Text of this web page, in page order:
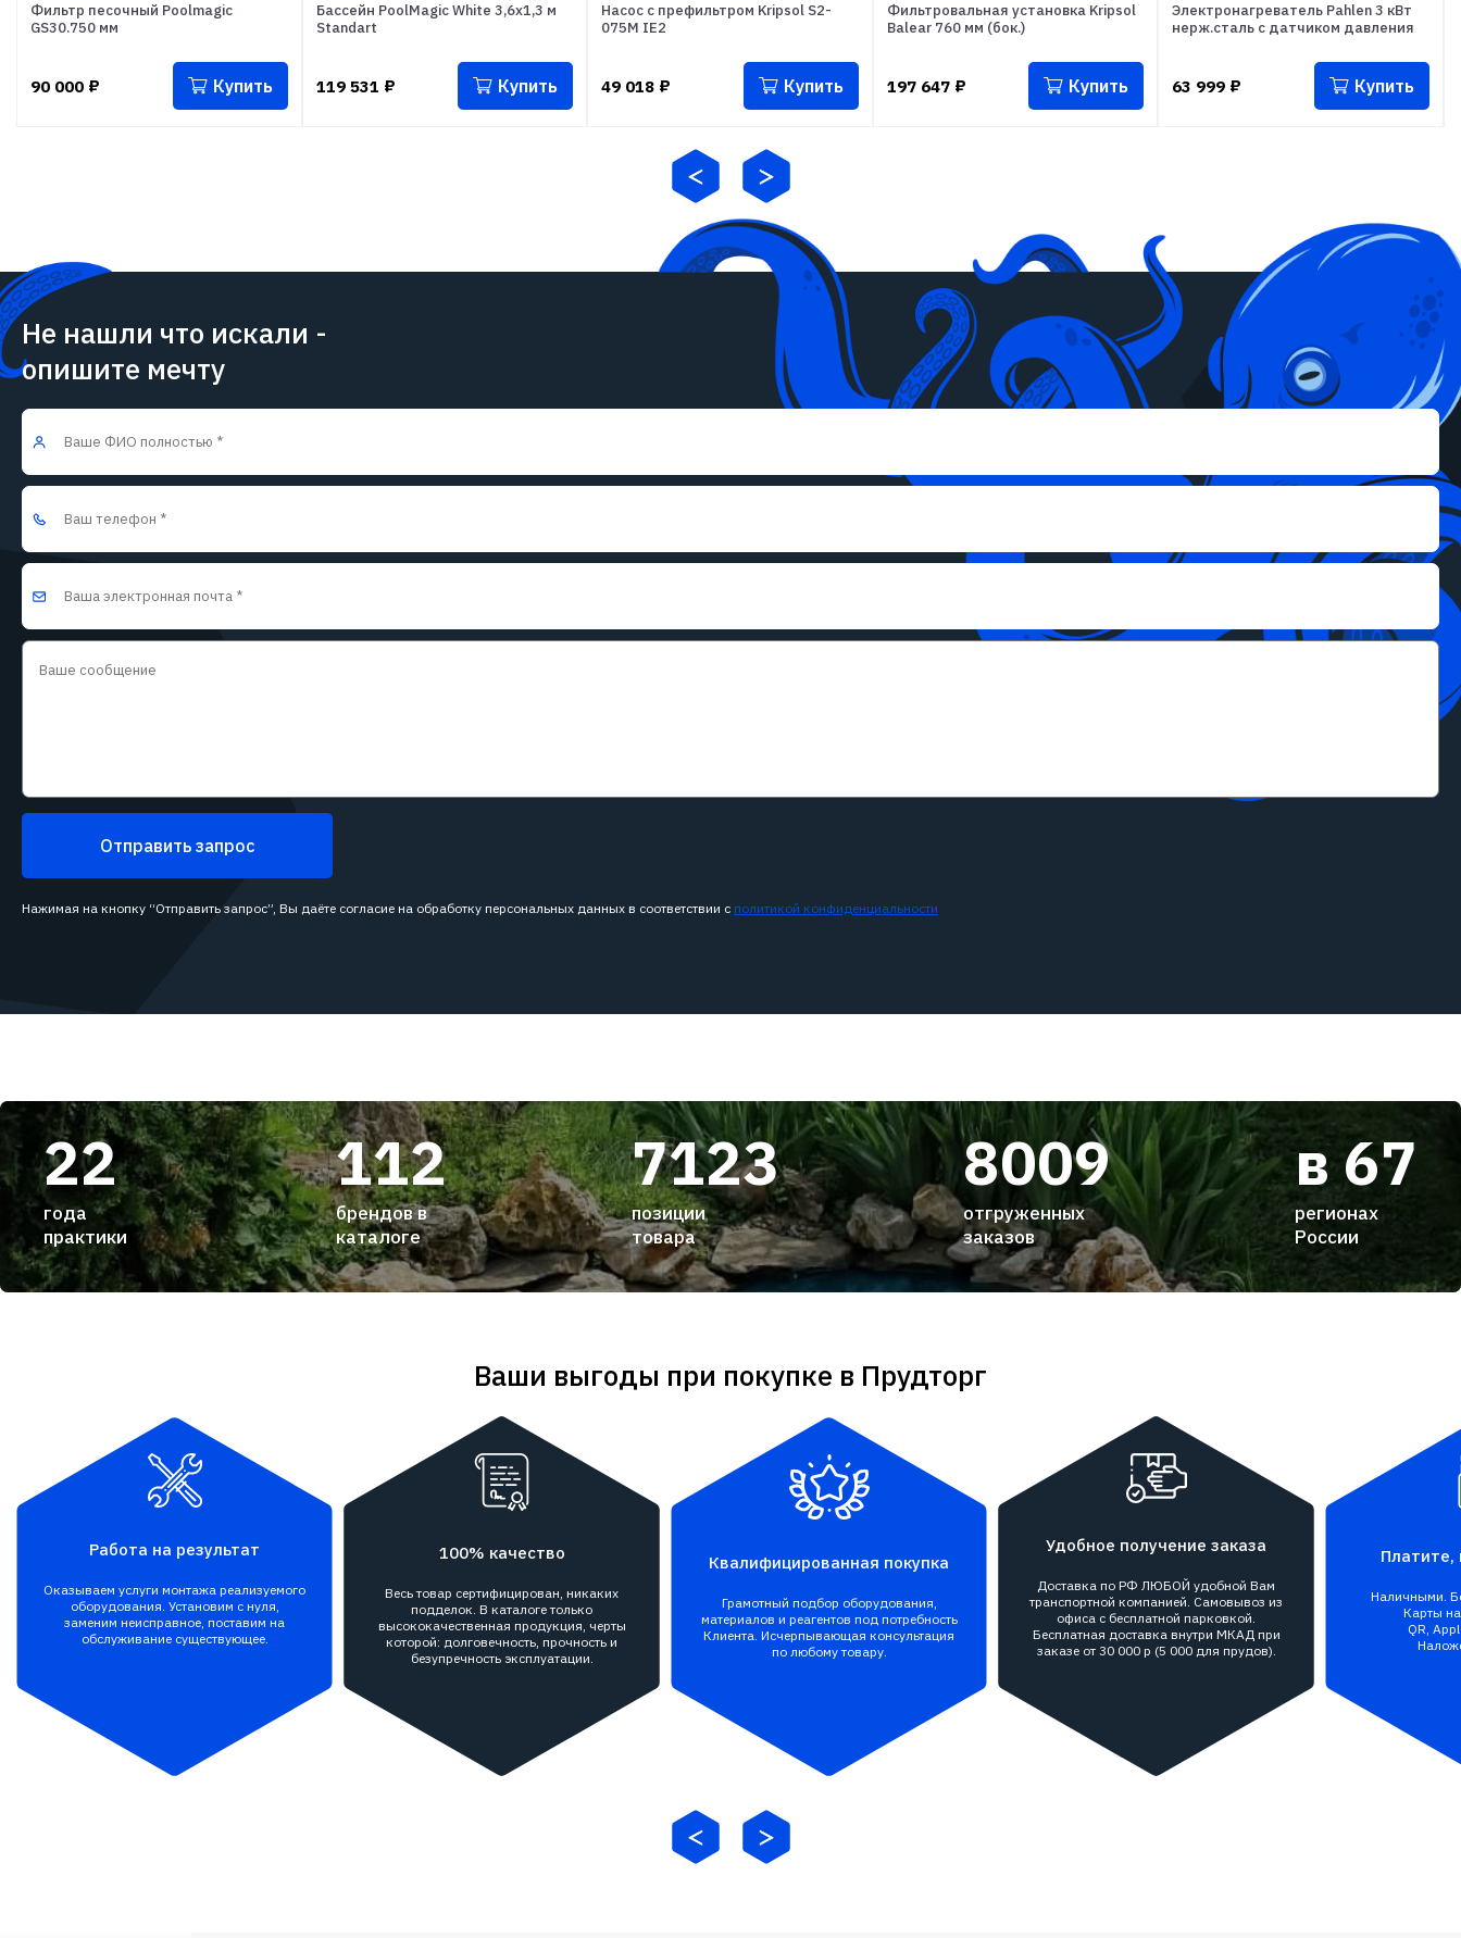
Фильтр песочный Poolmagic
GS30.750 мм
90 000 ₽ Купить
Бассейн PoolMagic White 3,6x1,3 м
Standart
119 531 ₽ Купить
Насос с префильтром Kripsol S2-
075M IE2
49 018 ₽ Купить
Фильтровальная установка Kripsol
Balear 760 мм (бок.)
197 647 ₽ Купить
Электронагреватель Pahlen 3 кВт
нерж.сталь с датчиком давления
63 999 ₽ Купить
Не нашли что искали -
опишите мечту
Отправить запрос
Нажимая на кнопку “Отправить запрос”, Вы даёте согласие на обработку персональных данных в соответствии с политикой конфиденциальности
22
года
практики
112
брендов в
каталоге
7123
позиции
товара
8009
отгруженных
заказов
в 67
регионах
России
Ваши выгоды при покупке в Прудторг
Работа на результат
Оказываем услуги монтажа реализуемого
оборудования. Установим с нуля,
заменим неисправное, поставим на
обслуживание существующее.
100% качество
Весь товар сертифицирован, никаких
подделок. В каталоге только
высококачественная продукция, черты
которой: долговечность, прочность и
безупречность эксплуатации.
Квалифицированная покупка
Грамотный подбор оборудования,
материалов и реагентов под потребность
Клиента. Исчерпывающая консультация
по любому товару.
Удобное получение заказа
Доставка по РФ ЛЮБОЙ удобной Вам
транспортной компанией. Самовывоз из
офиса с бесплатной парковкой.
Бесплатная доставка внутри МКАД при
заказе от 30 000 р (5 000 для прудов).
Платите,
Наличными.
Карты
QR,